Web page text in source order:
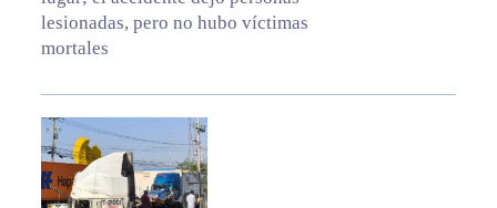
lesionadas, pero no hubo víctimas
mortales